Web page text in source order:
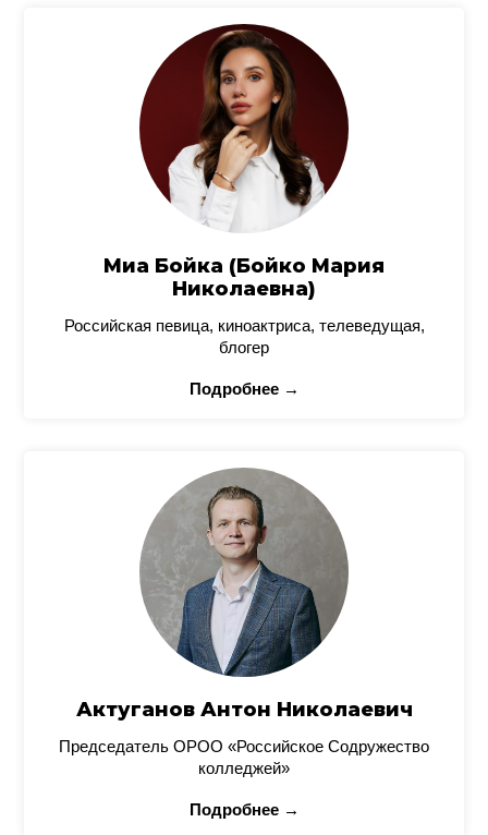
Миа Бойка (Бойко Мария
Николаевна)
Российская певица, киноактриса, телеведущая,
блогер
Подробнее →
Актуганов Антон Николаевич
Председатель ОРОО «Российское Содружество
колледжей»
Подробнее →